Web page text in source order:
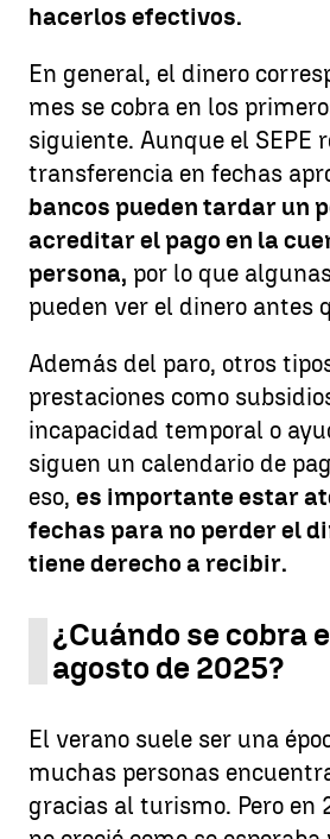
hacerlos efectivos.
En general, el dinero
mes se cobra en los
siguiente. Aunque el SEPE
transferencia en fechas
bancos pueden tardar un
acreditar el pago en la
persona, por lo que
pueden ver el dinero antes
Además del paro, otros
prestaciones como
incapacidad temporal o
siguen un calendario de
eso, es importante estar
fechas para no perder el
tiene derecho a recibir.
¿Cuándo se cobra
agosto de 2025?
El verano suele ser una
muchas personas
gracias al turismo. Pero en